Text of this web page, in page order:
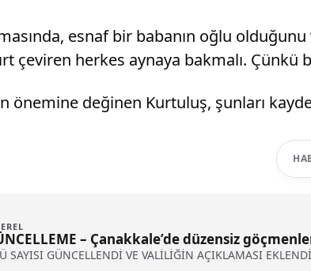
esnaf bir babanın oğlu
çeviren herkes aynaya bakmalı.
önemine değinen Kurtuluş, şunları
– Çanakkale’de düzensiz
SAYISI GÜNCELLENDİ VE VALİLİĞİN AÇIKLAMASI EKLENDİ